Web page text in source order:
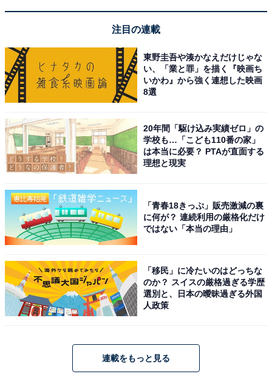
注目の連載
東野圭吾や湊かなえだけじゃな
い、「業と罪」を描く『映画ち
いかわ』から強く連想した映画
8選
20年間「駆け込み実績ゼロ」の
学校も…「こども110番の家」
は本当に必要？ PTAが直面する
理想と現実
「青春18きっぷ」販売激減の裏
に何が？ 連続利用の厳格化だけ
ではない「本当の理由」
「移民」に冷たいのはどっちな
のか？ スイスの厳格過ぎる学歴
選別と、日本の曖昧過ぎる外国
人政策
連載をもっと見る